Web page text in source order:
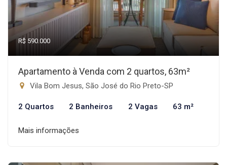
R$ 590.000
Apartamento à Venda com 2 quartos, 63m²
Vila Bom Jesus, São José do Rio Preto-SP
2 Quartos 2 Banheiros 2 Vagas 63 m²
Mais informações